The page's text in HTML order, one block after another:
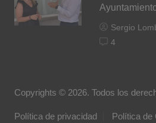
Sergio
4
Copyrights © 2026. Todos los
Política de privacidad Política de